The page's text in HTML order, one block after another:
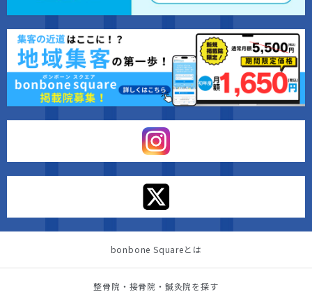
bonbone Squareとは
整骨院・接骨院・鍼灸院を探す